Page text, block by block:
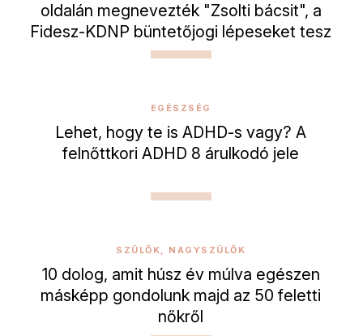
oldalán megnevezték "Zsolti bácsit", a
Fidesz-KDNP büntetőjogi lépeseket tesz
EGÉSZSÉG
Lehet, hogy te is ADHD-s vagy? A
felnőttkori ADHD 8 árulkodó jele
SZÜLŐK, NAGYSZÜLŐK
10 dolog, amit húsz év múlva egészen
másképp gondolunk majd az 50 feletti
nőkről